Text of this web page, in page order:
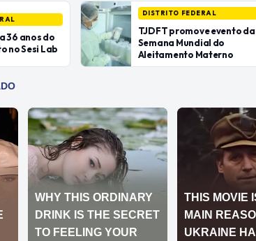
36 anos do
no Sesi Lab
DISTRITO FEDERAL
TJDFT promove evento da
Semana Mundial do
Aleitamento Materno